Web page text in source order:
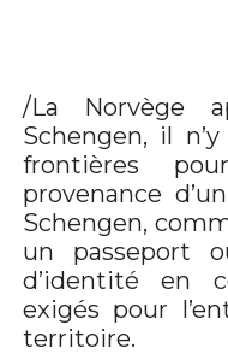
/La Norvège
Schengen, il
frontières
provenance
Schengen,
un passeport
d’identité en
exigés pour
territoire.